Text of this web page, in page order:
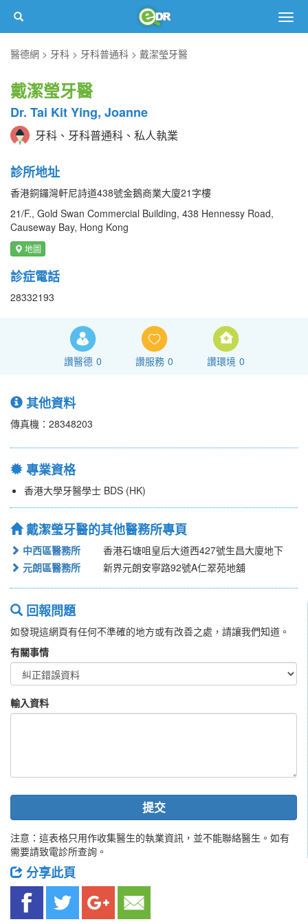
醫德網
牙科 牙科普通科 戴潔瑩牙醫
戴潔瑩牙醫
Dr. Tai Kit Ying, Joanne
牙科、牙科普通科、私人執業
診所地址
香港銅鑼灣軒尼詩道438號金鵝商業大廈21字樓
21/F., Gold Swan Commercial Building, 438 Hennessy Road,
Causeway Bay, Hong Kong
地圖
診症電話
28332193
讚醫德 0 讚服務 0 讚環境 0
其他資料
傳真機：28348203
專業資格
香港大學牙醫學士 BDS (HK)
戴潔瑩牙醫的其他醫務所專頁
中西區醫務所
香港石塘咀皇后大道西427號生昌大廈地下
元朗區醫務所
新界元朗安寧路92號A仁翠苑地舖
回報問題
如發現這網頁有任何不準確的地方或有改善之處，請讓我們知道。
有關事情
輸入資料
提交
注意：這表格只用作收集醫生的執業資訊，並不能聯絡醫生。如有
需要請致電診所查詢。
分享此頁